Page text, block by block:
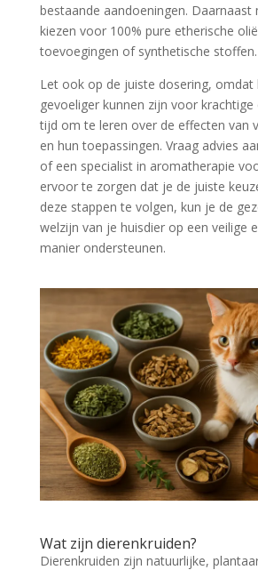
bestaande aandoeningen.
kiezen voor 100% pure etherische
toevoegingen of synthetische stoffen.
Let ook op de juiste dosering, omdat
gevoeliger kunnen zijn voor
tijd om te leren over de effecten van
en hun toepassingen. Vraag advies
of een specialist in aromatherapie
ervoor te zorgen dat je de juiste
deze stappen te volgen, kun je de
welzijn van je huisdier op een veilige
manier ondersteunen.
Wat zijn dierenkruiden?
Dierenkruiden zijn natuurlijke,